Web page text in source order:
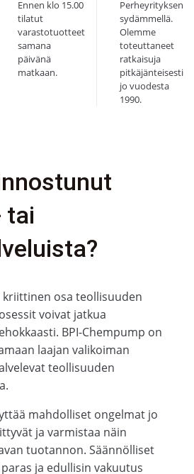
Ennen klo 15.00
tilatut
varastotuotteet
samana
päivänä
matkaan.
Perheyrityksen
sydämmellä.
Olemme
toteuttaneet
ratkaisuja
pitkäjänteisesti
jo vuodesta
1990.
tai
osa teollisuuden
voivat jatkua
BPI-Chempump on
laajan valikoiman
teollisuuden
mahdolliset ongelmat jo
ja varmistaa näin
tuotannon. Säännölliset
ja edullisin vakuutus